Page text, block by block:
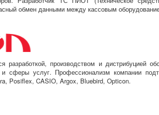
обмен данными между кассовым
разработкой, производством и дистрибуцией
и сферы услуг. Профессионализм компании
Posiflex, CASIO, Argox, Bluebird, Opticon.